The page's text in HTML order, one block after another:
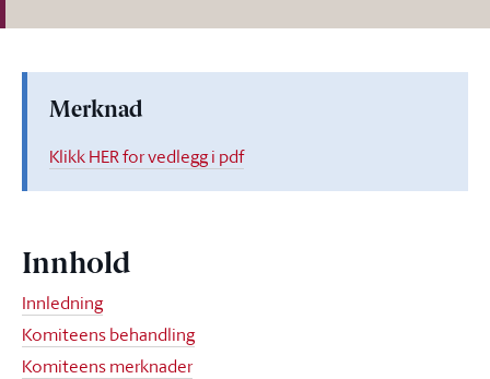
Merknad
Klikk HER for vedlegg i pdf
Innhold
Innledning
Komiteens behandling
Komiteens merknader